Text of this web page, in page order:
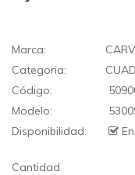
Marca:
Categoria:
Código:
Modelo:
Disponibilidad:
Cantidad